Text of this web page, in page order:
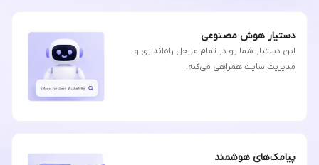
دستیار هوش مصنوعی
این دستیار شما رو در تمام مراحل راه‌اندازی و
مدیریت سایت همراهی می‌کنه.
پیامک‌های هوشمند